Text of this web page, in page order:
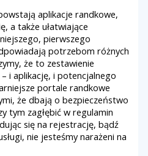
aplikacje randkowe,
a także ułatwiające
pierwszego
potrzebom różnych
że to zestawienie
i aplikację, i potencjalnego
portale randkowe
że dbają o bezpieczeństwo
tym zagłębić w regulamin
się na rejestrację, bądź
nie jesteśmy narażeni na